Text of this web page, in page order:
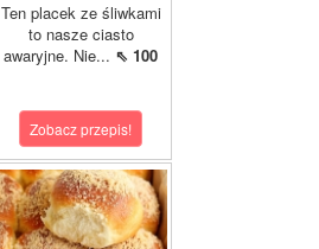
Ten placek ze śliwkami
to nasze ciasto
awaryjne. Nie... ⇖ 100
Zobacz przepis!